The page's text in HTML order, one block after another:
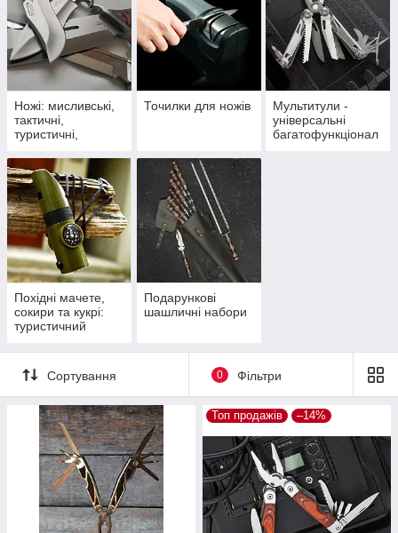
Ножі: мисливські,
тактичні,
туристичні,
кухонні
Точилки для ножів
Мультитули -
універсальні
багатофункціонал
Похідні мачете,
сокири та кукрі:
туристичний
Подарункові
шашличні набори
Сортування 0 Фільтри
Топ продажів –14%